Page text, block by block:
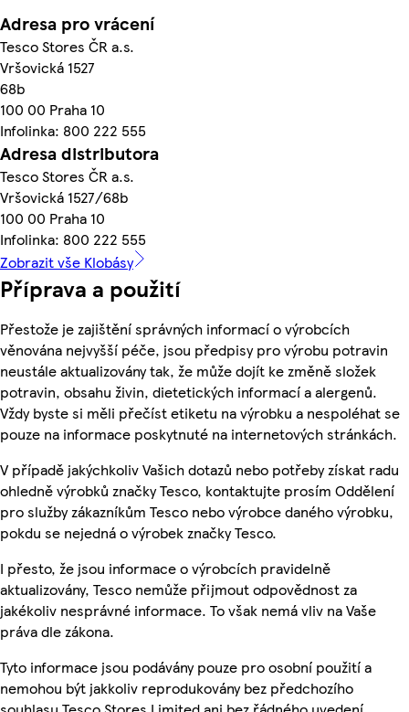
Adresa pro vrácení
Tesco Stores ČR a.s.
Vršovická 1527
68b
100 00 Praha 10
Infolinka: 800 222 555
Adresa distributora
Tesco Stores ČR a.s.
Vršovická 1527/68b
100 00 Praha 10
Infolinka: 800 222 555
Zobrazit vše Klobásy
Příprava a použití
Přestože je zajištění správných informací o výrobcích
věnována nejvyšší péče, jsou předpisy pro výrobu potravin
neustále aktualizovány tak, že může dojít ke změně složek
potravin, obsahu živin, dietetických informací a alergenů.
Vždy byste si měli přečíst etiketu na výrobku a nespoléhat se
pouze na informace poskytnuté na internetových stránkách.
V případě jakýchkoliv Vašich dotazů nebo potřeby získat radu
ohledně výrobků značky Tesco, kontaktujte prosím Oddělení
pro služby zákazníkům Tesco nebo výrobce daného výrobku,
pokdu se nejedná o výrobek značky Tesco.
I přesto, že jsou informace o výrobcích pravidelně
aktualizovány, Tesco nemůže přijmout odpovědnost za
jakékoliv nesprávné informace. To však nemá vliv na Vaše
práva dle zákona.
Tyto informace jsou podávány pouze pro osobní použití a
nemohou být jakkoliv reprodukovány bez předchozího